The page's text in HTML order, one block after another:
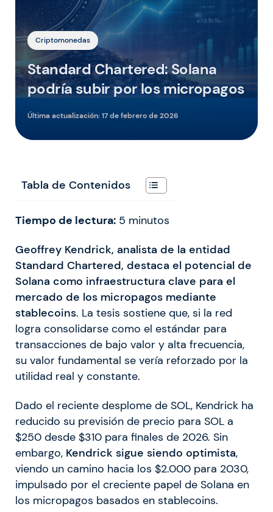
Criptomonedas
Standard Chartered: Solana
podría subir por los micropagos
Última actualización:17 de febrero de 2026
Tabla de Contenidos
Tiempo de lectura: 5 minutos
Geoffrey Kendrick, analista de la entidad
Standard Chartered, destaca el potencial de
Solana como infraestructura clave para el
mercado de los micropagos mediante
stablecoins. La tesis sostiene que, si la red
logra consolidarse como el estándar para
transacciones de bajo valor y alta frecuencia,
su valor fundamental se vería reforzado por la
utilidad real y constante.
Dado el reciente desplome de SOL, Kendrick ha
reducido su previsión de precio para SOL a
$250 desde $310 para finales de 2026. Sin
embargo, Kendrick sigue siendo optimista,
viendo un camino hacia los $2.000 para 2030,
impulsado por el creciente papel de Solana en
los micropagos basados en stablecoins.